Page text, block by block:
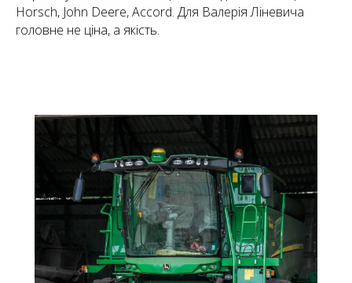
Horsch, John Deere, Accord. Для Валерія Ліневича
головне не ціна, а якість.